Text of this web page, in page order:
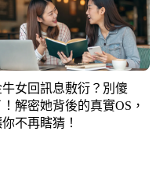
牛女回訊息敷衍？別傻
！解密她背後的真實OS，
不再瞎猜！